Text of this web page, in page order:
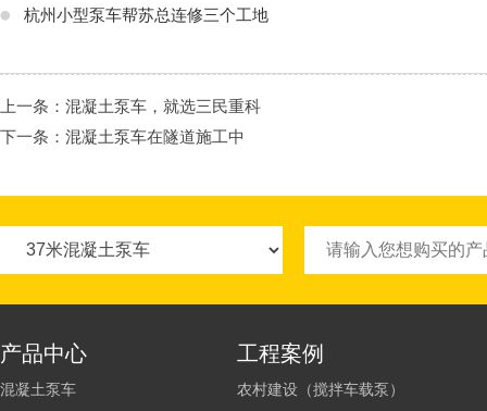
杭州小型泵车帮苏总连修三个工地
上一条： 混凝土泵车，就选三民重科
下一条： 混凝土泵车在隧道施工中
产品中心
混凝土泵车
工程案例
农村建设（搅拌车载泵）